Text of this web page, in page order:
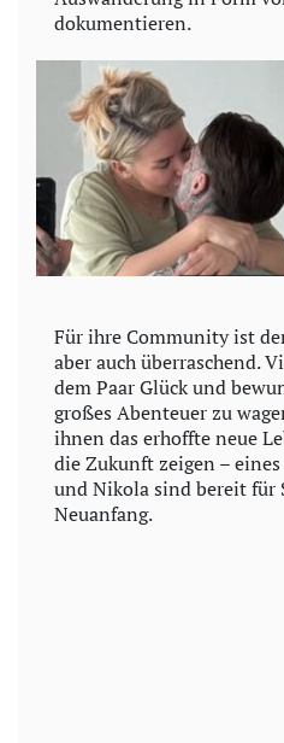
dokumentieren.
Für ihre Community ist
aber auch überraschend.
dem Paar Glück und
großes Abenteuer zu
ihnen das erhoffte neue
die Zukunft zeigen –
und Nikola sind bereit für
Neuanfang.